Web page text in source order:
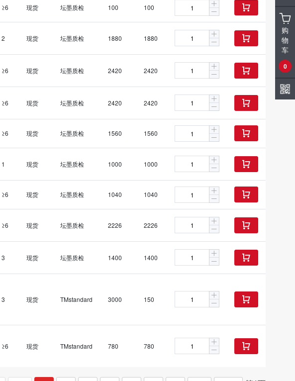
≥6 现货 坛墨质检 100 100 
2 现货 坛墨质检 1880 1880 
≥6 现货 坛墨质检 2420 2420 
≥6 现货 坛墨质检 2420 2420 
≥6 现货 坛墨质检 1560 1560 
1 现货 坛墨质检 1000 1000 
≥6 现货 坛墨质检 1040 1040 
≥6 现货 坛墨质检 2226 2226 
3 现货 坛墨质检 1400 1400 
3 现货 TMstandard 3000 150 
≥6 现货 TMstandard 780 780 
购
物
车
0